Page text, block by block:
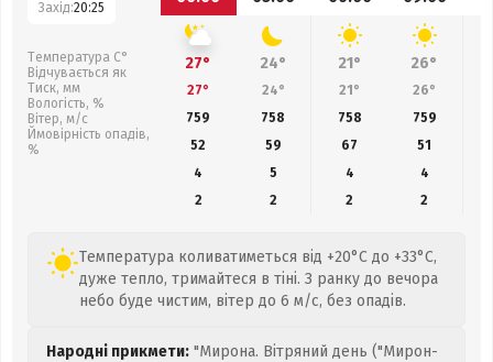
Захід:20:25
Температура С°
Відчувається як
Тиск, мм
Вологість, %
Вітер, м/с
Ймовірність опадів,
%
27° 24° 21° 26°
27° 24° 21° 26°
759
758 758 759
52
59 67
51
4
5 4
4
2
2 2 2
Температура коливатиметься від +20°C до +33°C,
дуже тепло, тримайтеся в тіні. З ранку до вечора
небо буде чистим, вітер до 6 м/с, без опадів.
Народні прикмети: "Мирона. Вітряний день ("Мирон-